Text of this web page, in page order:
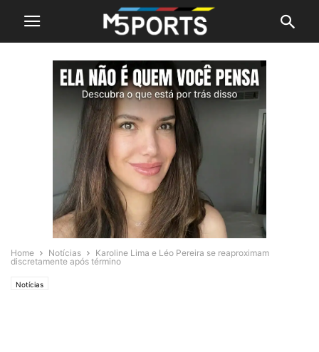
Home Notícias
Karoline Lima e Léo Pereira se reaproximam
discretamente após término
Notícias